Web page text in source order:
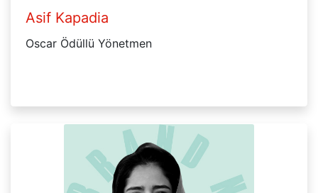
Asif Kapadia
Oscar Ödüllü Yönetmen